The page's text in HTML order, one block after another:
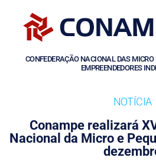
CONFEDERAÇÃO NACIONAL DAS MICRO
EMPREENDEDORES
NOTÍCIA
Conampe realizará
Nacional da Micro e